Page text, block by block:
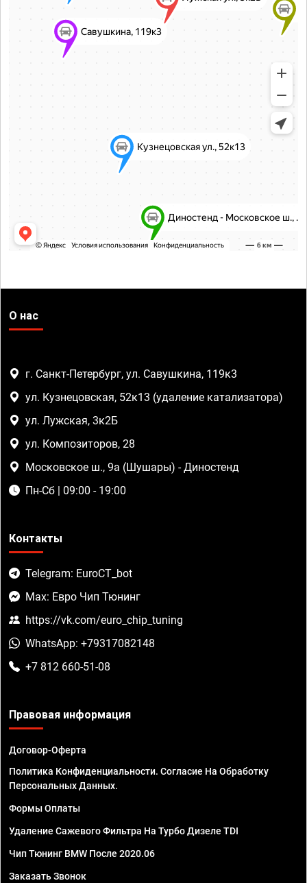
О нас
г. Санкт-Петербург, ул. Савушкина, 119к3
ул. Кузнецовская, 52к13 (удаление катализатора)
ул. Лужская, 3к2Б
ул. Композиторов, 28
Московское ш., 9а (Шушары) - Диностенд
Пн-Сб | 09:00 - 19:00
Контакты
Telegram: EuroCT_bot
Max: Евро Чип Тюнинг
https://vk.com/euro_chip_tuning
WhatsApp: +79317082148
+7 812 660-51-08
Правовая информация
Договор-Оферта
Политика Конфиденциальности. Согласие На Обработку
Персональных Данных.
Формы Оплаты
Удаление Сажевого Фильтра На Турбо Дизеле TDI
Чип Тюнинг BMW После 2020.06
Заказать Звонок